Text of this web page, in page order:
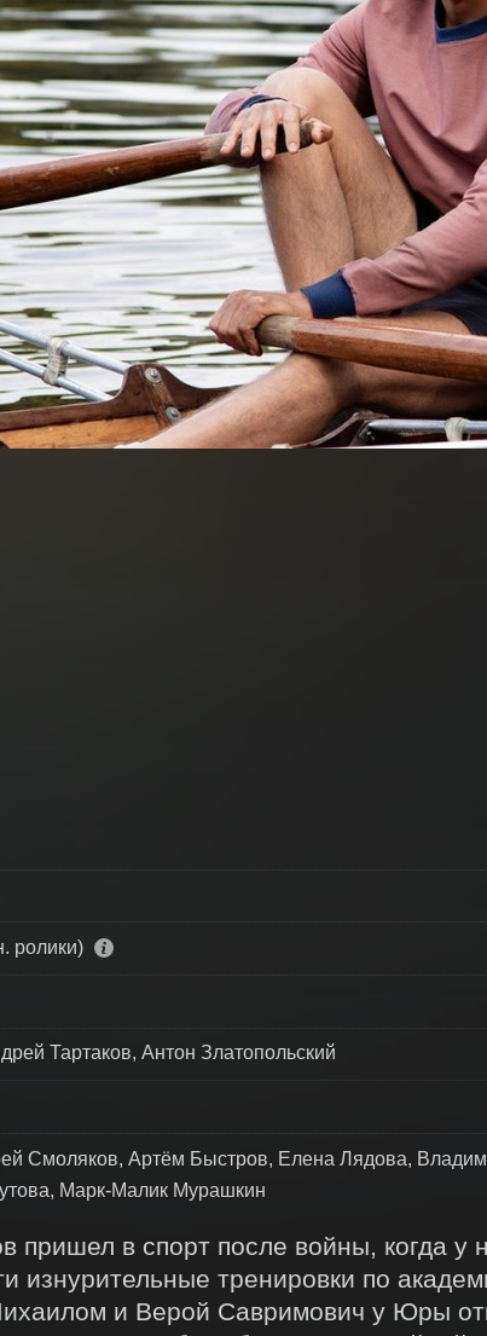
ролики)
Тартаков, Антон Златопольский
Смоляков, Артём Быстров, Елена Лядова,
Марк-Малик Мурашкин
в спорт после войны, когда у
изнурительные тренировки по
и Верой Савримович у Юры